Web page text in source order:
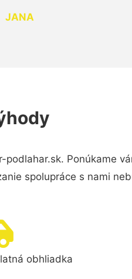
JANA
Ponúkame
spolupráce s nami
obhliadka